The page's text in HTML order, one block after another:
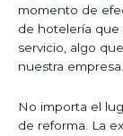
momento de
de hotelería
servicio, algo
nuestra empresa.
No importa el
de reforma. La